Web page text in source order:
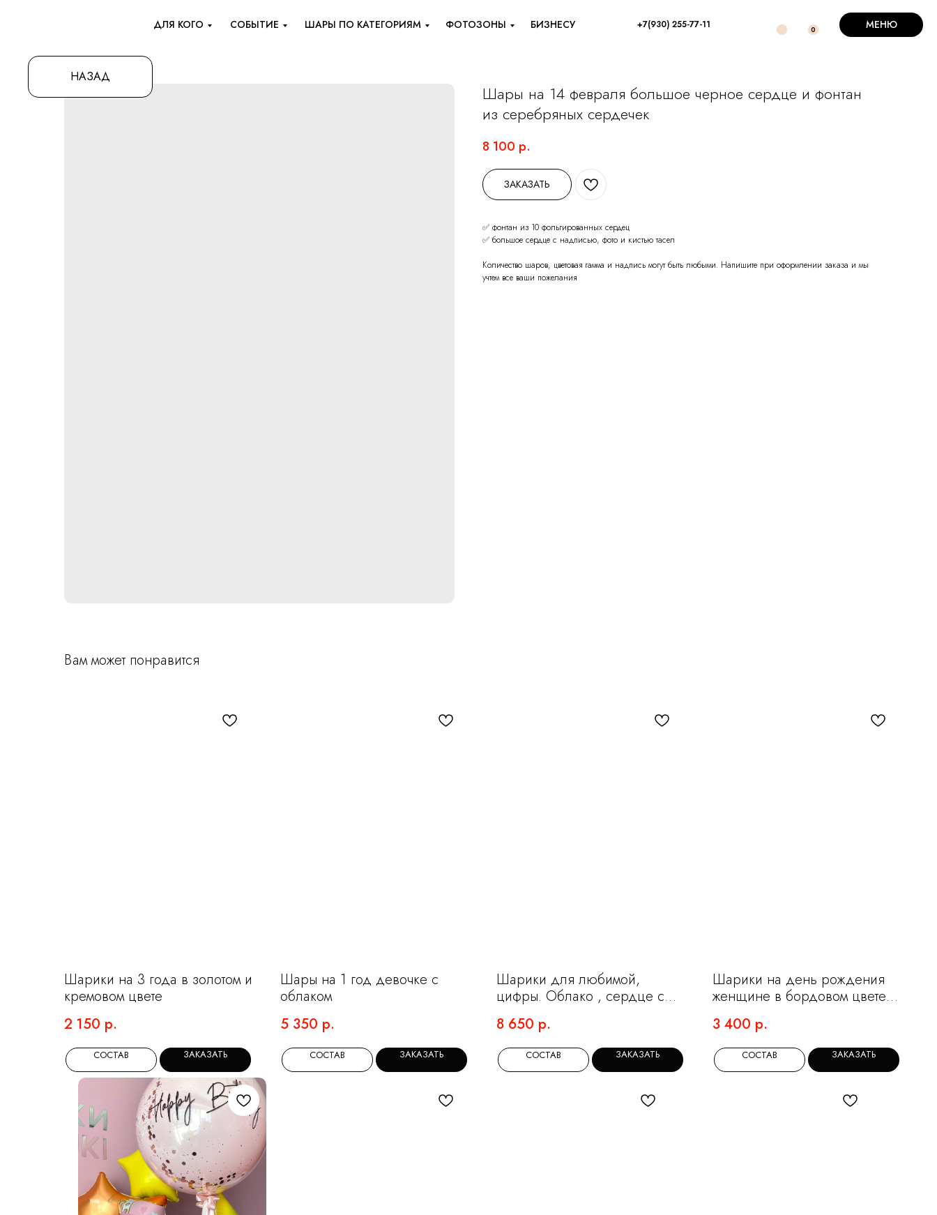
0
+7(930) 255-77-11
БИЗНЕСУ
ФОТОЗОНЫ
ШАРЫ ПО КАТЕГОРИЯМ
СОБЫТИЕ
ДЛЯ КОГО МЕНЮ
НАЗАД
Шары на 14 февраля большое черное сердце и фонтан
из серебряных сердечек
8 100 р.
ЗАКАЗАТЬ
✅ фонтан из 10 фольгированных сердец
✅ большое сердце с надписью, фото и кистью тасел
Количество шаров, цветовая гамма и надпись могут быть любыми. Напишите при оформлении заказа и мы
учтем все ваши пожелания
Вам может понравится
Шарики на 3 года в золотом и
кремовом цвете
2 150 р.
СОСТАВ ЗАКАЗАТЬ
Шары на 1 год девочке с
облаком
5 350 р.
СОСТАВ ЗАКАЗАТЬ
Шарики для любимой,
цифры. Облако , сердце с
надписью
8 650 р.
СОСТАВ ЗАКАЗАТЬ
Шарики на день рождения
женщине в бордовом цвете с
большим сердцем
3 400 р.
СОСТАВ ЗАКАЗАТЬ